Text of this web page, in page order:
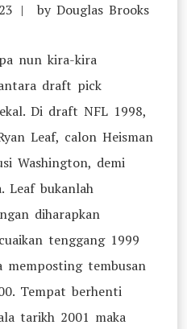
by Douglas Brooks
nun kira-kira
draft pick
Di draft NFL 1998,
Leaf, calon Heisman
Washington, demi
Leaf bukanlah
diharapkan
tenggang 1999
memposting tembusan
Tempat berhenti
tarikh 2001 maka